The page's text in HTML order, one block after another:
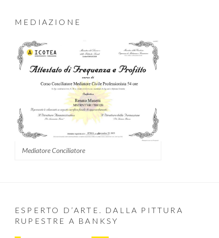
MEDIAZIONE
Mediatore Conciliatore
ESPERTO D’ARTE. DALLA PITTURA
RUPESTRE A BANKSY